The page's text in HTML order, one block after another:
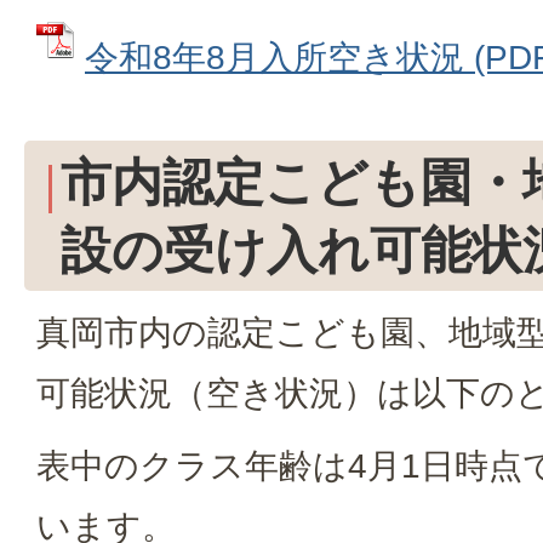
令和8年8月入所空き状況
市内認定こども園・
設の受け入れ可能状
真岡市内の認定こども園、地域
可能状況（空き状況）は以下の
表中のクラス年齢は4月1日時点
います。